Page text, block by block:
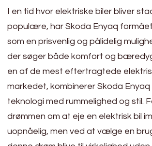
I en tid hvor elektriske biler bliver
populære, har Skoda Enyaq
som en prisvenlig og pålidelig
der søger både komfort og
en af de mest eftertragtede
markedet, kombinerer Skoda
teknologi med rummelighed og stil.
drømmen om at eje en elektrisk bil
uopnåelig, men ved at vælge en